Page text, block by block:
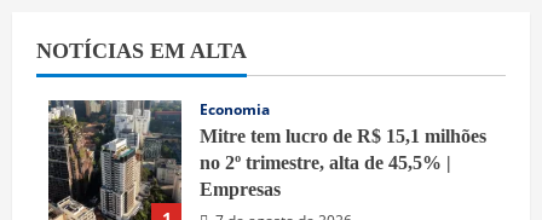
NOTÍCIAS EM ALTA
Economia
Mitre tem lucro de R$ 15,1 milhões
no 2º trimestre, alta de 45,5% |
Empresas